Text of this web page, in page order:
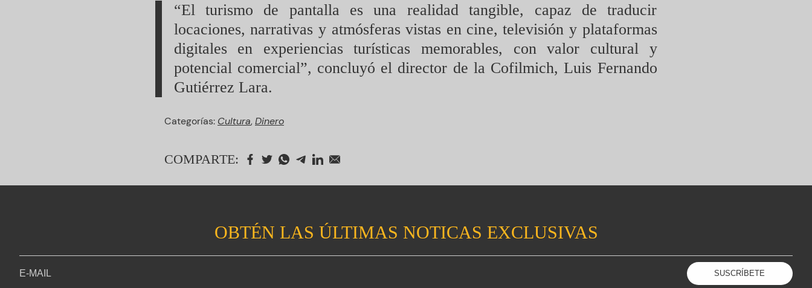
“El turismo de pantalla es una realidad tangible, capaz de traducir
locaciones, narrativas y atmósferas vistas en cine, televisión y plataformas
digitales en experiencias turísticas memorables, con valor cultural y
potencial comercial”, concluyó el director de la Cofilmich, Luis Fernando
Gutiérrez Lara.
Categorías: Cultura, Dinero
COMPARTE:
OBTÉN LAS ÚLTIMAS NOTICAS EXCLUSIVAS